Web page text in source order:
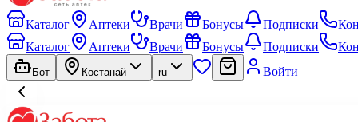
Каталог Аптеки Врачи Бонусы Подписки
Каталог
Аптеки Врачи Бонусы Подписки
Бот Костанай ru Войти